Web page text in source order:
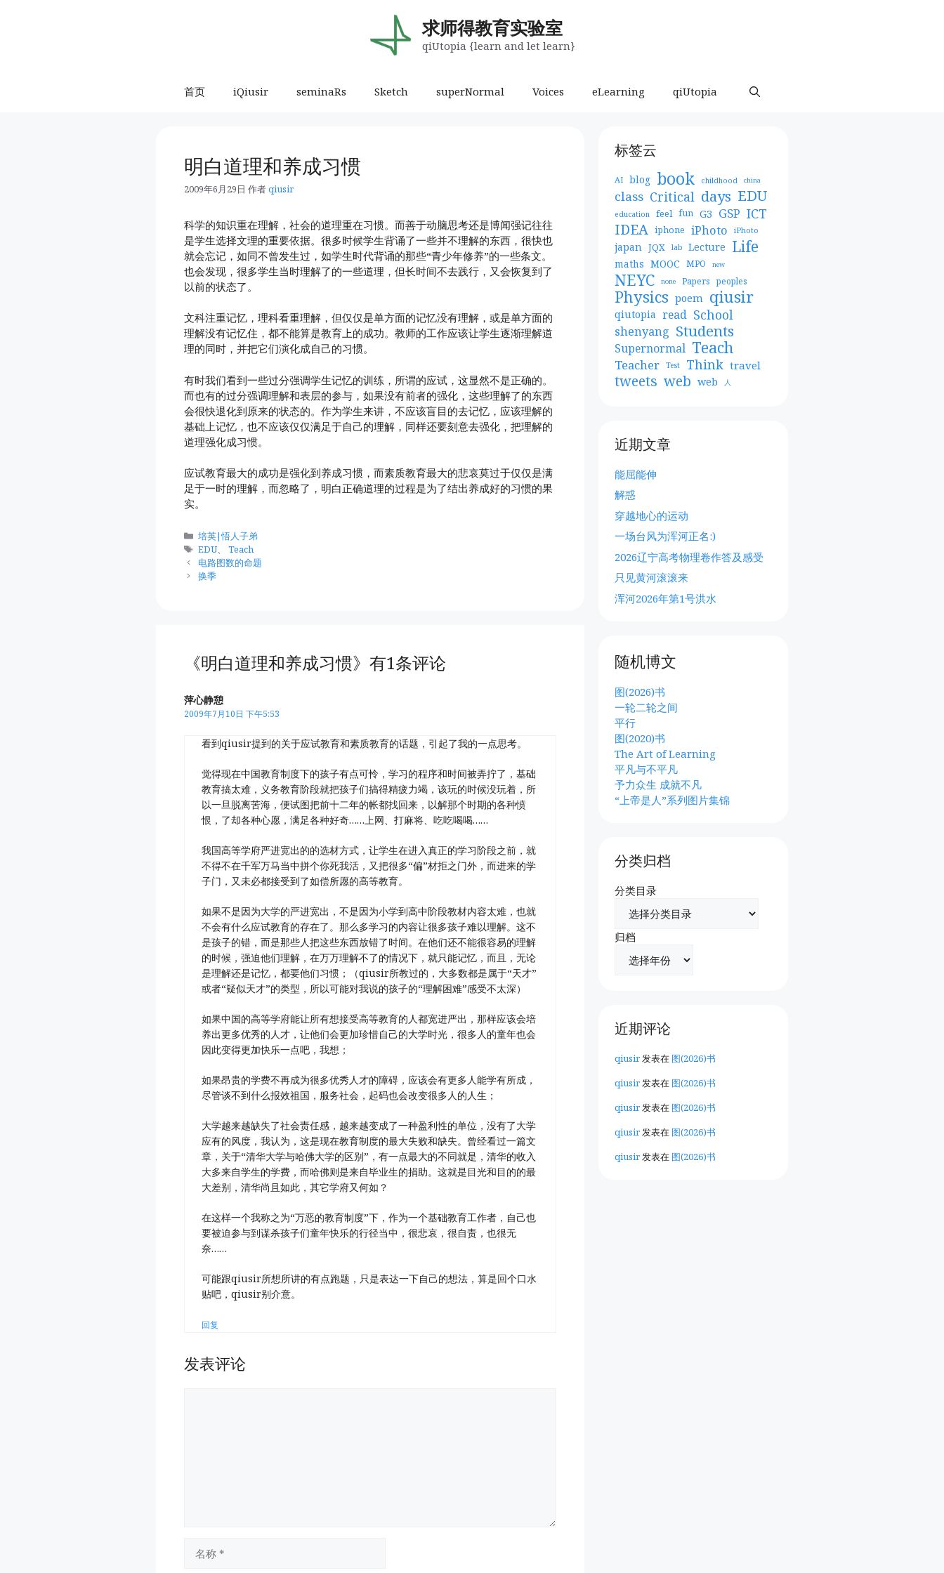
求师得教育实验室
qiUtopia {learn and let learn}
首页 iQiusir seminaRs Sketch superNormal Voices eLearning qiUtopia
明白道理和养成习惯
2009年6月29日 作者qiusir
科学的知识重在理解，社会的道理重在习惯。而善于动脑思考还是博闻强记往往
是学生选择文理的重要依据。很多时候学生背诵了一些并不理解的东西，很快也
就会忘记，如同不曾发生过，如学生时代背诵的那些“青少年修养”的一些条文。
也会发现，很多学生当时理解了的一些道理，但长时间不去践行，又会恢复到了
以前的状态了。
文科注重记忆，理科看重理解，但仅仅是单方面的记忆没有理解，或是单方面的
理解没有记忆住，都不能算是教育上的成功。教师的工作应该让学生逐渐理解道
理的同时，并把它们演化成自己的习惯。
有时我们看到一些过分强调学生记忆的训练，所谓的应试，这显然不是正确的。
而也有的过分强调理解和表层的参与，如果没有前者的强化，这些理解了的东西
会很快退化到原来的状态的。作为学生来讲，不应该盲目的去记忆，应该理解的
基础上记忆，也不应该仅仅满足于自己的理解，同样还要刻意去强化，把理解的
道理强化成习惯。
应试教育最大的成功是强化到养成习惯，而素质教育最大的悲哀莫过于仅仅是满
足于一时的理解，而忽略了，明白正确道理的过程是为了结出养成好的习惯的果
实。
分
类
培英|悟人子弟
标
签
EDU、Teach
电路图数的命题
换季
《明白道理和养成习惯》有1条评论
萍心静憩
2009年7月10日 下午5:53
看到qiusir提到的关于应试教育和素质教育的话题，引起了我的一点思考。
觉得现在中国教育制度下的孩子有点可怜，学习的程序和时间被弄拧了，基础
教育搞太难，义务教育阶段就把孩子们搞得精疲力竭，该玩的时候没玩着，所
以一旦脱离苦海，便试图把前十二年的帐都找回来，以解那个时期的各种愤
恨，了却各种心愿，满足各种好奇……上网、打麻将、吃吃喝喝……
我国高等学府严进宽出的的选材方式，让学生在进入真正的学习阶段之前，就
不得不在千军万马当中拼个你死我活，又把很多“偏”材拒之门外，而进来的学
子门，又未必都接受到了如偿所愿的高等教育。
如果不是因为大学的严进宽出，不是因为小学到高中阶段教材内容太难，也就
不会有什么应试教育的存在了。那么多学习的内容让很多孩子难以理解。这不
是孩子的错，而是那些人把这些东西放错了时间。在他们还不能很容易的理解
的时候，强迫他们理解，在万万理解不了的情况下，就只能记忆，而且，无论
是理解还是记忆，都要他们习惯；（qiusir所教过的，大多数都是属于“天才”
或者“疑似天才”的类型，所以可能对我说的孩子的“理解困难”感受不太深）
如果中国的高等学府能让所有想接受高等教育的人都宽进严出，那样应该会培
养出更多优秀的人才，让他们会更加珍惜自己的大学时光，很多人的童年也会
因此变得更加快乐一点吧，我想；
如果昂贵的学费不再成为很多优秀人才的障碍，应该会有更多人能学有所成，
尽管谈不到什么报效祖国，服务社会，起码也会改变很多人的人生；
大学越来越缺失了社会责任感，越来越变成了一种盈利性的单位，没有了大学
应有的风度，我认为，这是现在教育制度的最大失败和缺失。曾经看过一篇文
章，关于“清华大学与哈佛大学的区别”，有一点最大的不同就是，清华的收入
大多来自学生的学费，而哈佛则是来自毕业生的捐助。这就是目光和目的的最
大差别，清华尚且如此，其它学府又何如？
在这样一个我称之为“万恶的教育制度”下，作为一个基础教育工作者，自己也
要被迫参与到谋杀孩子们童年快乐的行径当中，很悲哀，很自责，也很无
奈……
可能跟qiusir所想所讲的有点跑题，只是表达一下自己的想法，算是回个口水
贴吧，qiusir别介意。
回复
发表评论
标签云
AI blog book childhood china
class Critical days EDU
education feel fun G3 GSP ICT
IDEA iphone iPhoto iPhoto
japan JQX lab Lecture Life
maths MOOC MPO new
NEYC none Papers peoples
Physics poem qiusir
qiutopia read School
shenyang Students
Supernormal Teach
Teacher Test Think travel
tweets web web 人
近期文章
能屈能伸
解惑
穿越地心的运动
一场台风为浑河正名:)
2026辽宁高考物理卷作答及感受
只见黄河滚滚来
浑河2026年第1号洪水
随机博文
图(2026)书
一轮二轮之间
平行
图(2020)书
The Art of Learning
平凡与不平凡
予力众生 成就不凡
“上帝是人”系列图片集锦
分类归档
分类目录
归档
近期评论
qiusir发表在 图(2026)书
qiusir发表在 图(2026)书
qiusir发表在 图(2026)书
qiusir发表在 图(2026)书
qiusir发表在 图(2026)书